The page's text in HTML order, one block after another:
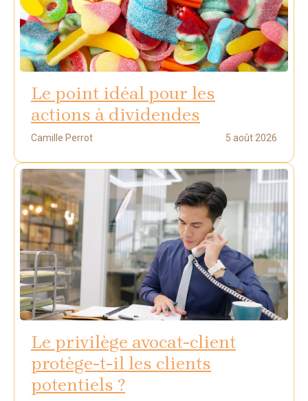
Le point idéal pour les
actions à dividendes
Camille Perrot 5 août 2026
Le privilège avocat-client
protège-t-il les clients
potentiels ?